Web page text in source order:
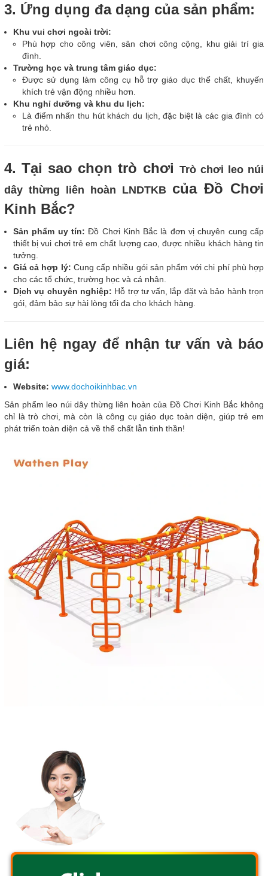
3. Ứng dụng đa dạng của sản phẩm:
Khu vui chơi ngoài trời:
Phù hợp cho công viên, sân chơi công cộng, khu giải trí gia
đình.
Trường học và trung tâm giáo dục:
Được sử dụng làm công cụ hỗ trợ giáo dục thể chất, khuyến
khích trẻ vận động nhiều hơn.
Khu nghỉ dưỡng và khu du lịch:
Là điểm nhấn thu hút khách du lịch, đặc biệt là các gia đình có
trẻ nhỏ.
4. Tại sao chọn trò chơi Trò chơi leo núi
dây thừng liên hoàn LNDTKB của Đồ Chơi
Kinh Bắc?
Sản phẩm uy tín: Đồ Chơi Kinh Bắc là đơn vị chuyên cung cấp
thiết bị vui chơi trẻ em chất lượng cao, được nhiều khách hàng tin
tưởng.
Giá cả hợp lý: Cung cấp nhiều gói sản phẩm với chi phí phù hợp
cho các tổ chức, trường học và cá nhân.
Dịch vụ chuyên nghiệp: Hỗ trợ tư vấn, lắp đặt và bảo hành trọn
gói, đảm bảo sự hài lòng tối đa cho khách hàng.
Liên hệ ngay để nhận tư vấn và báo
giá:
Website: www.dochoikinhbac.vn
Sản phẩm leo núi dây thừng liên hoàn của Đồ Chơi Kinh Bắc không
chỉ là trò chơi, mà còn là công cụ giáo dục toàn diện, giúp trẻ em
phát triển toàn diện cả về thể chất lẫn tinh thần!